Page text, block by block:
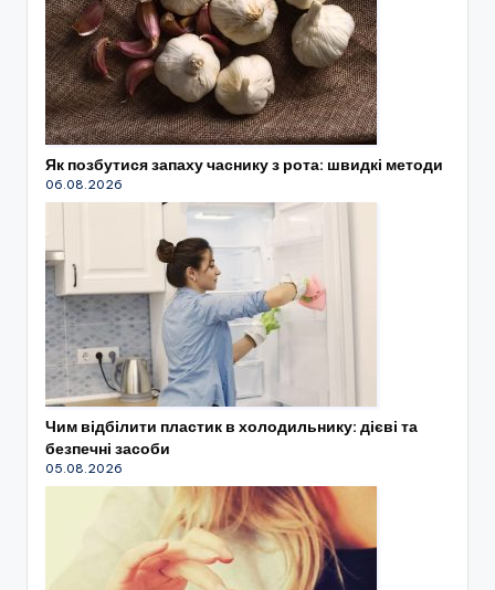
Як позбутися запаху часнику з рота: швидкі методи
06.08.2026
Чим відбілити пластик в холодильнику: дієві та
безпечні засоби
05.08.2026